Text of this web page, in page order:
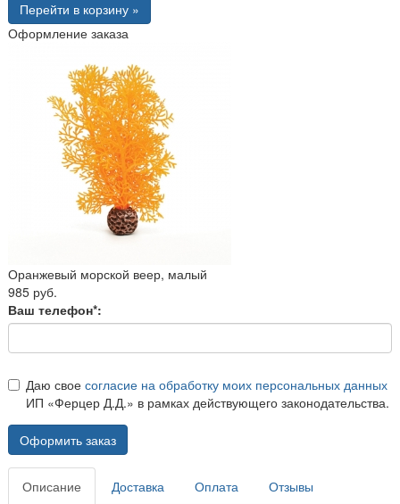
Перейти в корзину »
Оформление заказа
Оранжевый морской веер, малый
985 руб.
Ваш телефон*:
Даю свое согласие на обработку моих персональных данных
ИП «Ферцер Д.Д.» в рамках действующего законодательства.
Оформить заказ
Описание Доставка Оплата Отзывы